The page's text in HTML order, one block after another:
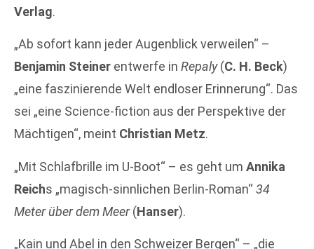
Verlag.
„Ab sofort kann jeder Augenblick verweilen“ –
Benjamin Steiner entwerfe in Repaly(C. H. Beck)
„eine faszinierende Welt endloser Erinnerung“. Das
sei „eine Science-fiction aus der Perspektive der
Mächtigen“, meint Christian Metz.
„Mit Schlafbrille im U-Boot“ – es geht um Annika
Reichs „magisch-sinnlichen Berlin-Roman“34
Meter über dem Meer(Hanser).
„Kain und Abel in den Schweizer Bergen“ – „die